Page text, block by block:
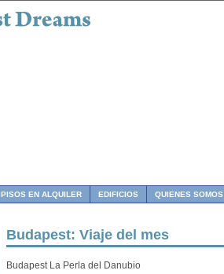
PISOS EN ALQUILER EDIFICIOS QUIENES SOMOS
Budapest: Viaje del mes
Budapest La Perla del Danubio